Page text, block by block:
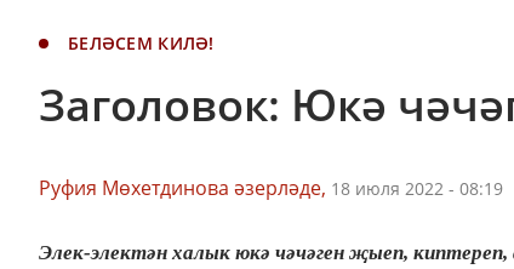
БЕЛӘСЕМ КИЛӘ!
Заголовок: Юкә
Руфия Мөхетдинова әзерләде, 18 июля 2022 - 08:19
Элек-электән халык юкә чәчәген җыеп,